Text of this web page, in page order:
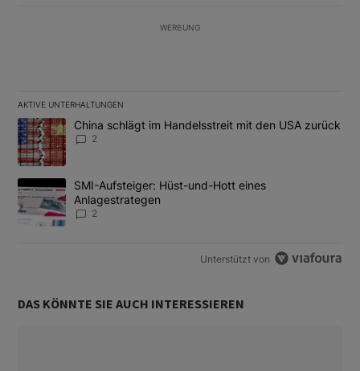
WERBUNG
AKTIVE UNTERHALTUNGEN
Das Folgende ist eine Liste der am meisten kommentierten
Ein Trendartikel mit dem Titel "China schlägt im Handelsstreit
China schlägt im Handelsstreit mit den USA zurück
2
Ein Trendartikel mit dem Titel "SMI-Aufsteiger: Hüst-und-Hott
SMI-Aufsteiger: Hüst-und-Hott eines
Anlagestrategen
2
Unterstützt von
DAS KÖNNTE SIE AUCH INTERESSIEREN